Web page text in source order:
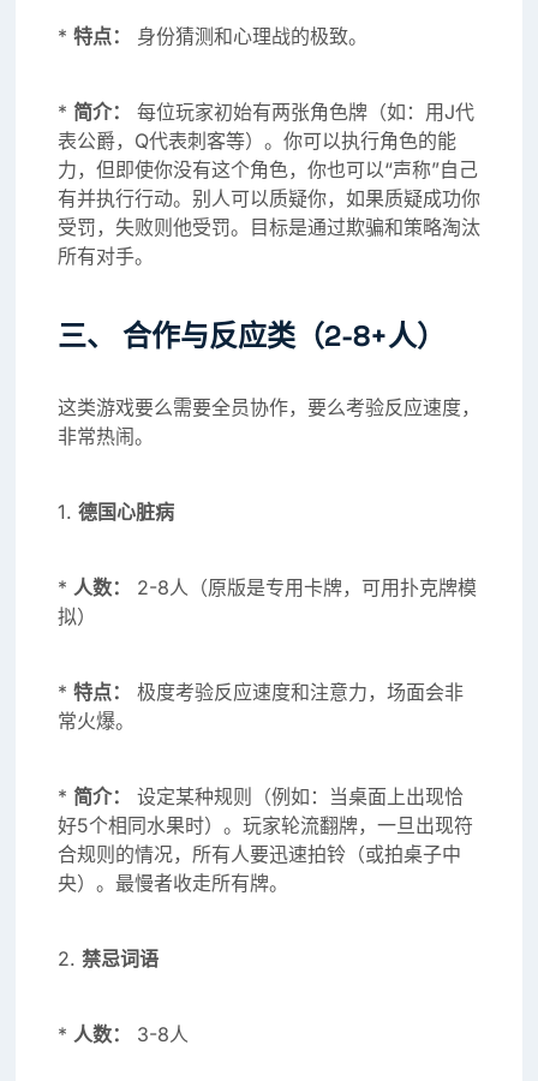
* 特点： 身份猜测和心理战的极致。
* 简介：
每位玩家初始有两张角色牌（如：用J代
表公爵，Q代表刺客等）。你可以执行角色的能
力，但即使你没有这个角色，你也可以“声称”自己
有并执行行动。别人可以质疑你，如果质疑成功你
受罚，失败则他受罚。目标是通过欺骗和策略淘汰
所有对手。
三、 合作与反应类（2-8+人）
这类游戏要么需要全员协作，要么考验反应速度，
非常热闹。
1. 德国心脏病
* 人数：
2-8人（原版是专用卡牌，可用扑克牌模
拟）
* 特点：
极度考验反应速度和注意力，场面会非
常火爆。
* 简介：
设定某种规则（例如：当桌面上出现恰
好5个相同水果时）。玩家轮流翻牌，一旦出现符
合规则的情况，所有人要迅速拍铃（或拍桌子中
央）。最慢者收走所有牌。
2. 禁忌词语
* 人数： 3-8人